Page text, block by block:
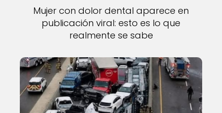
Mujer con dolor dental aparece en
publicación viral: esto es lo que
realmente se sabe